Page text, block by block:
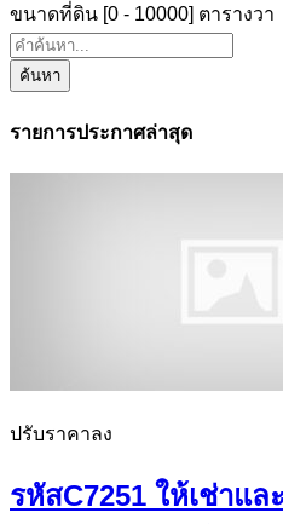
ขนาดที่ดิน [0 - 10000] ตารางวา
ค้นหา
รายการประกาศล่าสุด
ปรับราคาลง
รหัสC7251 ให้เช่าแล